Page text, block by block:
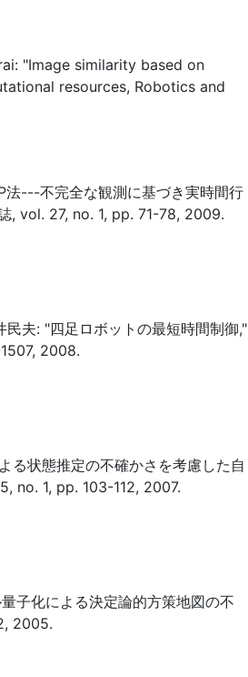
"Image similarity based on
resources, Robotics and
---不完全な観測に基づき実時間行
, vol. 27, no. 1, pp. 71-78, 2009.
夫: "四足ロボットの最短時間制御,"
2008.
る状態推定の不確かさを考慮した自
no. 1, pp. 103-112, 2007.
子化による決定論的方策地図の不
2005.